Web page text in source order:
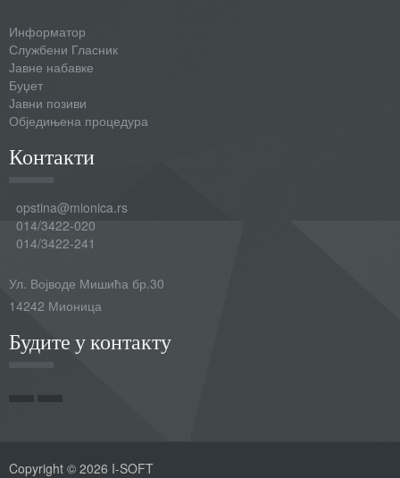
Информатор
Службени Гласник
Јавне набавке
Буџет
Јавни позиви
Обједињена процедура
Контакти
opstina@mionica.rs
014/3422-020
014/3422-241
Ул. Војводе Мишића бр.30
14242 Мионица
Будите у контакту
Copyright © 2026 I-SOFT